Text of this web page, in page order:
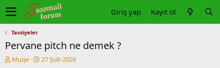
Giriş yap Kayıt ol
Tavsiyeler
Pervane pitch ne demek ?
K
Muqe
B
27 Şub 2026